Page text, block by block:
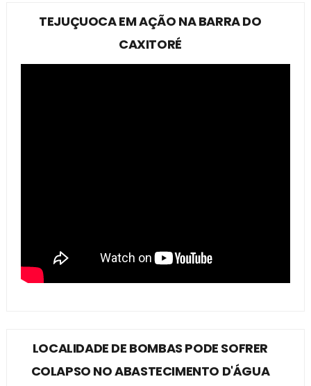
TEJUÇUOCA EM AÇÃO NA BARRA DO
CAXITORÉ
LOCALIDADE DE BOMBAS PODE SOFRER
COLAPSO NO ABASTECIMENTO D'ÁGUA